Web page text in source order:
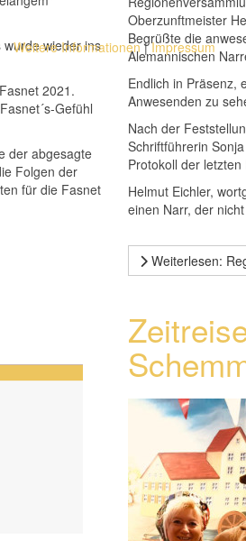
wieder ins
2021.
Gefühl
der abgesagte
Folgen der
für die Fasnet
Oberzunftmeister
Begrüßte die
Alemannischen
Endlich in Präsenz,
Anwesenden zu
Nach der
Schriftführerin
Protokoll der
Helmut Eichler,
einen Narr, der
Weiterlesen:
Weitere Informationen|Impressum